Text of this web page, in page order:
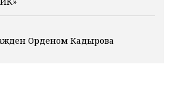
Орденом Кадырова